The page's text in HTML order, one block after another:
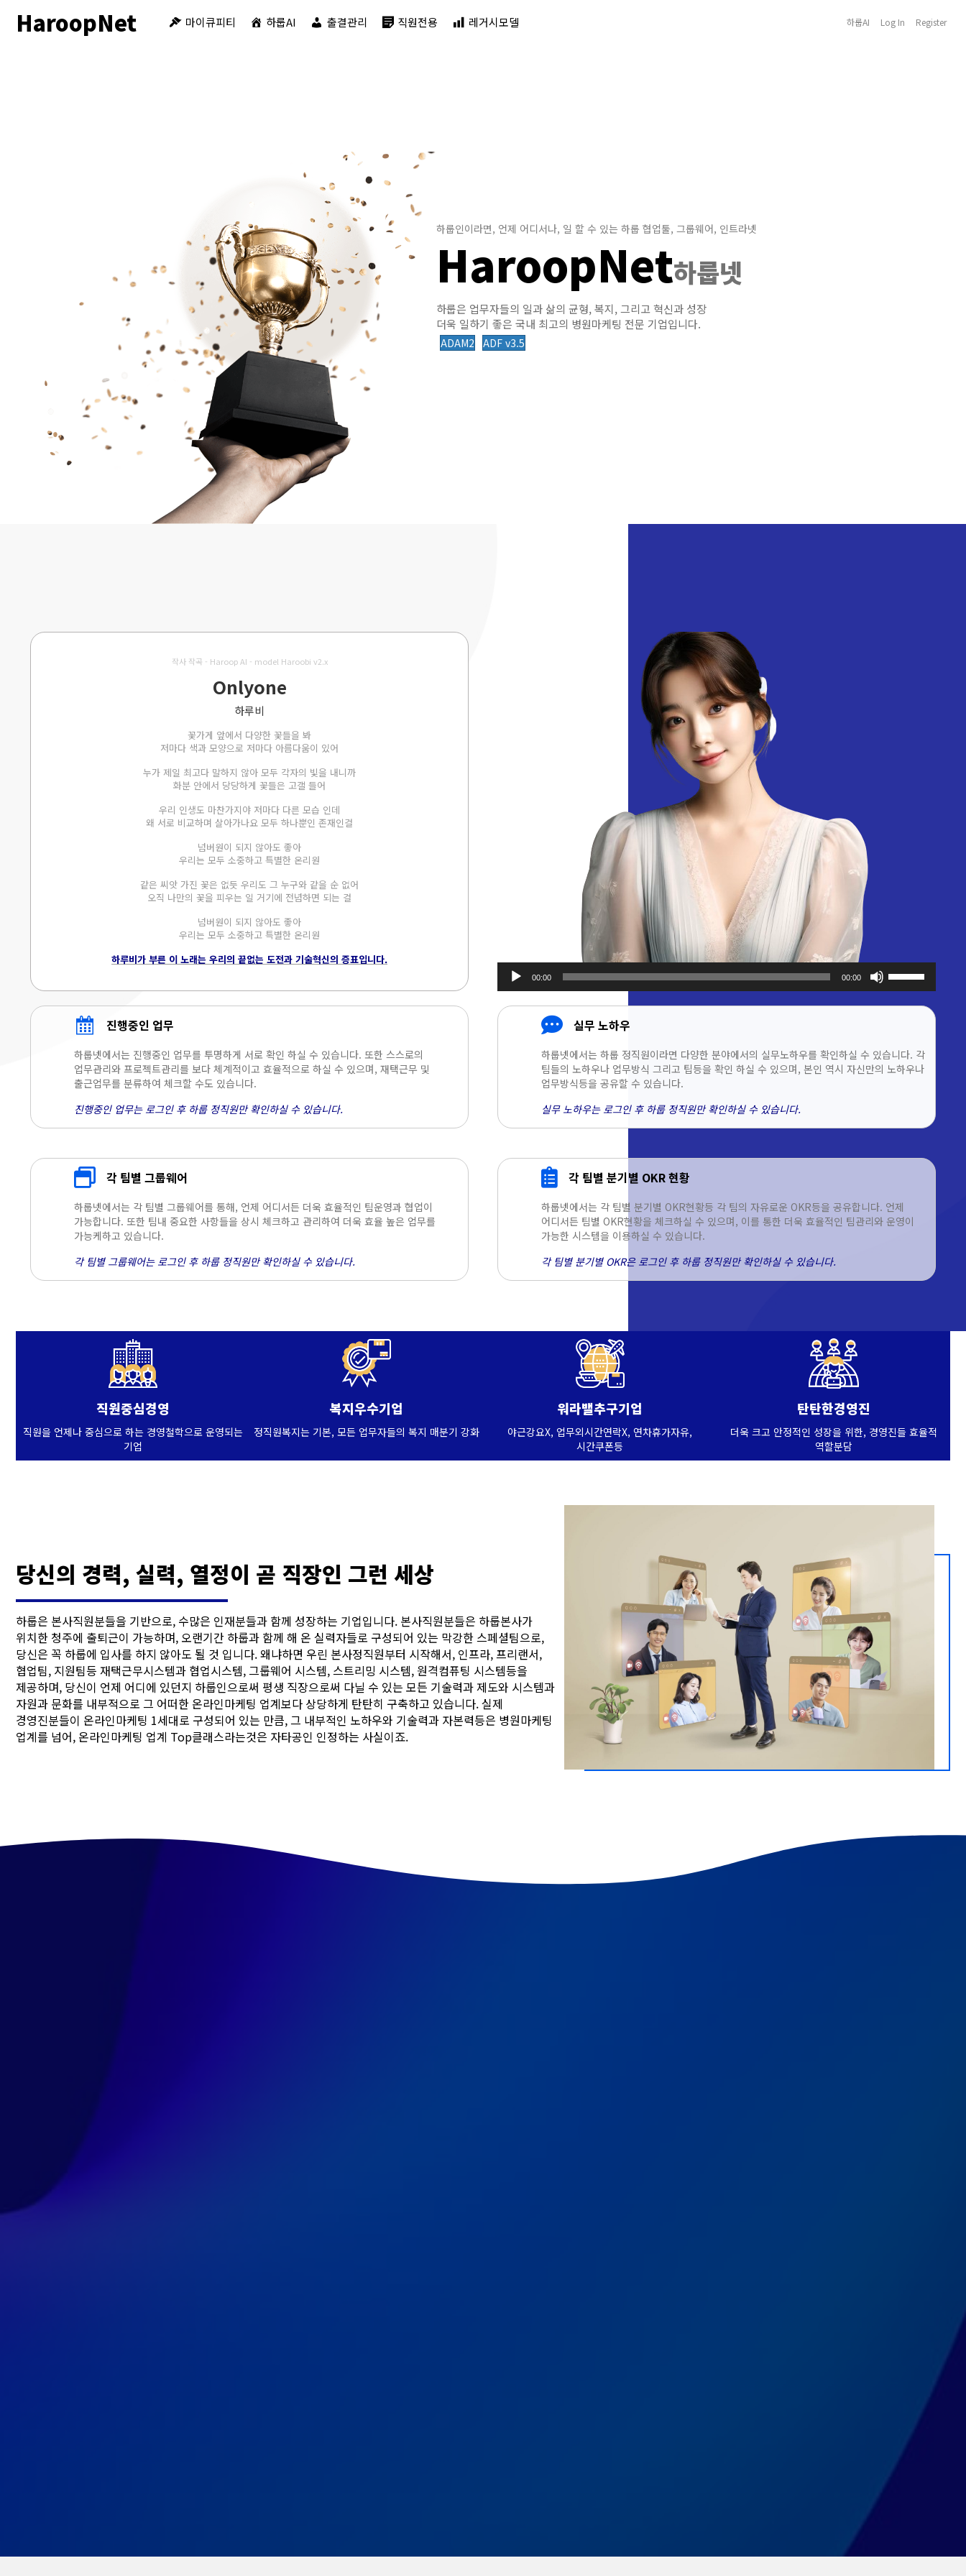
HaroopNet 마이큐피티 하룹AI 출결관리 직원전용 레거시모델 하룹AI Log In Register
하룹인이라면, 언제 어디서나, 일 할 수 있는 하룹 협업툴, 그룹웨어, 인트라넷
HaroopNet하룹넷
하룹은 업무자들의 일과 삶의 균형, 복지, 그리고 혁신과 성장
더욱 일하기 좋은 국내 최고의 병원마케팅 전문 기업입니다.
ADAM2 ADF v3.5
작사 작곡 - Haroop AI - model Haroobi v2.x
Onlyone
하루비
꽃가게 앞에서 다양한 꽃들을 봐
저마다 색과 모양으로 저마다 아름다움이 있어
누가 제일 최고다 말하지 않아 모두 각자의 빛을 내니까
화분 안에서 당당하게 꽃들은 고갤 들어
우리 인생도 마찬가지야 저마다 다른 모습 인데
왜 서로 비교하며 살아가나요 모두 하나뿐인 존재인걸
넘버원이 되지 않아도 좋아
우리는 모두 소중하고 특별한 온리원
같은 씨앗 가진 꽃은 없듯 우리도 그 누구와 같을 순 없어
오직 나만의 꽃을 피우는 일 거기에 전념하면 되는 걸
넘버원이 되지 않아도 좋아
우리는 모두 소중하고 특별한 온리원
하루비가 부른 이 노래는 우리의 끝없는 도전과 기술혁신의 증표입니다.
플레이어
00:00 00:00
높이거나
키를
사용하세요.
진행중인 업무
하룹넷에서는 진행중인 업무를 투명하게 서로 확인 하실 수 있습니다. 또한 스스로의
업무관리와 프로젝트관리를 보다 체계적이고 효율적으로 하실 수 있으며, 재택근무 및
출근업무를 분류하여 체크할 수도 있습니다.
진행중인 업무는 로그인 후 하룹 정직원만 확인하실 수 있습니다.
실무 노하우
하룹넷에서는 하룹 정직원이라면 다양한 분야에서의 실무노하우를 확인하실 수 있습니다. 각
팀들의 노하우나 업무방식 그리고 팁등을 확인 하실 수 있으며, 본인 역시 자신만의 노하우나
업무방식등을 공유할 수 있습니다.
실무 노하우는 로그인 후 하룹 정직원만 확인하실 수 있습니다.
각 팀별 그룹웨어
하룹넷에서는 각 팀별 그룹웨어를 통해, 언제 어디서든 더욱 효율적인 팀운영과 협업이
가능합니다. 또한 팀내 중요한 사항들을 상시 체크하고 관리하여 더욱 효율 높은 업무를
가능케하고 있습니다.
각 팀별 그룹웨어는 로그인 후 하룹 정직원만 확인하실 수 있습니다.
각 팀별 분기별 OKR 현황
하룹넷에서는 각 팀별 분기별 OKR현황등 각 팀의 자유로운 OKR등을 공유합니다. 언제
어디서든 팀별 OKR현황을 체크하실 수 있으며, 이를 통한 더욱 효율적인 팀관리와 운영이
가능한 시스템을 이용하실 수 있습니다.
각 팀별 분기별 OKR은 로그인 후 하룹 정직원만 확인하실 수 있습니다.
직원중심경영
직원을 언제나 중심으로 하는 경영철학으로 운영되는
기업
복지우수기업
정직원복지는 기본, 모든 업무자들의 복지 매분기 강화
워라밸추구기업
야근강요X, 업무외시간연락X, 연차휴가자유,
시간쿠폰등
탄탄한경영진
더욱 크고 안정적인 성장을 위한, 경영진들 효율적
역할분담
당신의 경력, 실력, 열정이 곧 직장인 그런 세상
하룹은 본사직원분들을 기반으로, 수많은 인재분들과 함께 성장하는 기업입니다. 본사직원분들은 하룹본사가
위치한 청주에 출퇴근이 가능하며, 오랜기간 하룹과 함께 해 온 실력자들로 구성되어 있는 막강한 스페셜팀으로,
당신은 꼭 하룹에 입사를 하지 않아도 될 것 입니다. 왜냐하면 우린 본사정직원부터 시작해서, 인프라, 프리랜서,
협업팀, 지원팀등 재택근무시스템과 협업시스템, 그룹웨어 시스템, 스트리밍 시스템, 원격컴퓨팅 시스템등을
제공하며, 당신이 언제 어디에 있던지 하룹인으로써 평생 직장으로써 다닐 수 있는 모든 기술력과 제도와 시스템과
자원과 문화를 내부적으로 그 어떠한 온라인마케팅 업계보다 상당하게 탄탄히 구축하고 있습니다. 실제
경영진분들이 온라인마케팅 1세대로 구성되어 있는 만큼, 그 내부적인 노하우와 기술력과 자본력등은 병원마케팅
업계를 넘어, 온라인마케팅 업계 Top클래스라는것은 자타공인 인정하는 사실이죠.